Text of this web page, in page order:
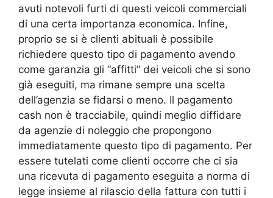
avuti notevoli furti di questi veicoli commerciali
di una certa importanza economica. Infine,
proprio se si è clienti abituali è possibile
richiedere questo tipo di pagamento avendo
come garanzia gli “affitti” dei veicoli che si sono
già eseguiti, ma rimane sempre una scelta
dell’agenzia se fidarsi o meno. Il pagamento
cash non è tracciabile, quindi meglio diffidare
da agenzie di noleggio che propongono
immediatamente questo tipo di pagamento. Per
essere tutelati come clienti occorre che ci sia
una ricevuta di pagamento eseguita a norma di
legge insieme al rilascio della fattura con tutti i